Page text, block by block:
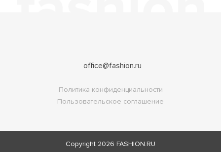
office@fashion.ru
Политика конфиденциальности
Пользовательское соглашение
Copyright 2026 FASHION.RU